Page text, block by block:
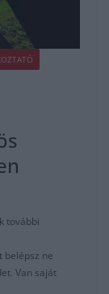
további
belépsz ne
Van saját